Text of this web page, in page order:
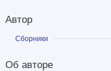
Автор
Показать
Сборники
Об авторе